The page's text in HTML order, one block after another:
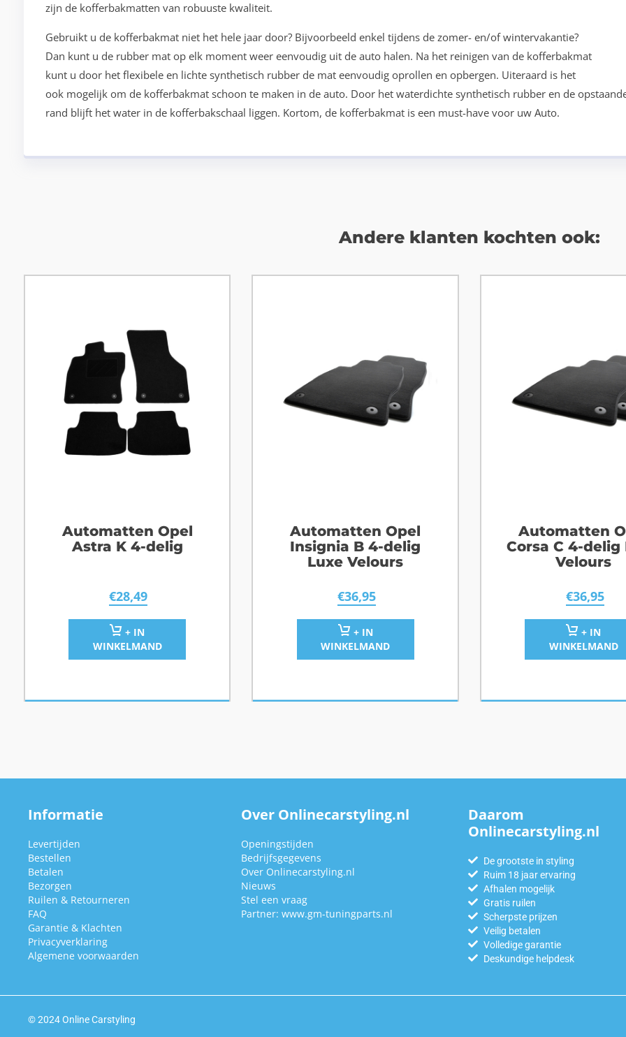
zijn de kofferbakmatten van robuuste kwaliteit.
Gebruikt u de kofferbakmat niet het hele jaar door? Bijvoorbeeld enkel tijdens de zomer- en/of wintervakantie?
Dan kunt u de rubber mat op elk moment weer eenvoudig uit de auto halen. Na het reinigen van de kofferbakmat
kunt u door het flexibele en lichte synthetisch rubber de mat eenvoudig oprollen en opbergen. Uiteraard is het
ook mogelijk om de kofferbakmat schoon te maken in de auto. Door het waterdichte synthetisch rubber en de
rand blijft het water in de kofferbakschaal liggen. Kortom, de kofferbakmat is een must-have voor uw Auto.
Andere klanten kochten ook:
Automatten Opel
Astra K 4-delig
€28,49
+ IN
WINKELMAND
Automatten Opel
Insignia B 4-delig
Luxe Velours
€36,95
+ IN
WINKELMAND
Automatten
Corsa C 4-delig
Velours
€36,95
+ IN
WINKELMAND
Informatie
Levertijden
Bestellen
Betalen
Bezorgen
Ruilen & Retourneren
FAQ
Garantie & Klachten
Privacyverklaring
Algemene voorwaarden
Over Onlinecarstyling.nl
Openingstijden
Bedrijfsgegevens
Over Onlinecarstyling.nl
Nieuws
Stel een vraag
Partner: www.gm-tuningparts.nl
Daarom
Onlinecarstyling.nl
De grootste in styling
Ruim 18 jaar ervaring
Afhalen mogelijk
Gratis ruilen
Scherpste prijzen
Veilig betalen
Volledige garantie
Deskundige helpdesk
© 2024 Online Carstyling